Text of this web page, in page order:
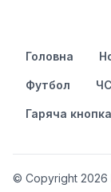
Головна
Футбол
Гаряча кнопка
© Copyright 2026